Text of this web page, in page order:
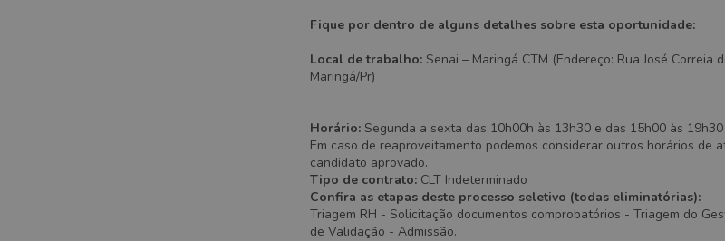
Fique por dentro de alguns detalhes sobre esta oportunidade:
Local de trabalho: Senai – Maringá CTM (Endereço: Rua José Correia
Maringá/Pr)
Horário: Segunda a sexta das 10h00h às 13h30 e das 15h00 às
Em caso de reaproveitamento podemos considerar outros horários de
candidato aprovado.
Tipo de contrato: CLT Indeterminado
Confira as etapas deste processo seletivo (todas eliminatórias):
Triagem RH - Solicitação documentos comprobatórios - Triagem do
de Validação - Admissão.